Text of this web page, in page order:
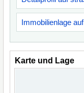
Immobilienlage
Karte und Lage